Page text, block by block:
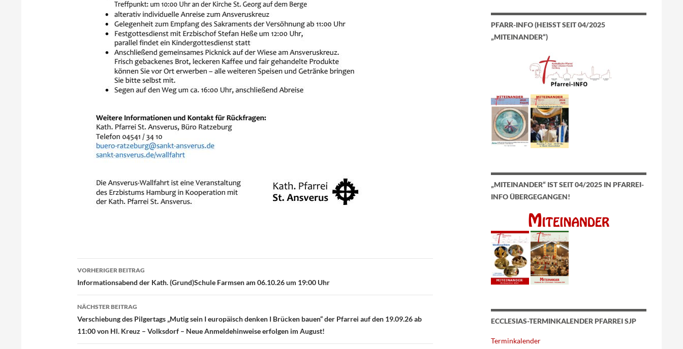
Beitragsnavigation
VORHERIGER BEITRAG
Informationsabend der Kath. (Grund)Schule Farmsen am 06.10.26 um 19:00 Uhr
NÄCHSTER BEITRAG
Verschiebung des Pilgertags „Mutig sein I europäisch denken I Brücken bauen“ der Pfarrei auf den 19.09.26 ab
11:00 von Hl. Kreuz – Volksdorf – Neue Anmeldehinweise erfolgen im August!
PFARR-INFO (HEISST SEIT 04/2025 „
MITEINANDER“)
„MITEINANDER“ IST SEIT 04/2025 IN PFARREI-
INFO ÜBERGEGANGEN!
ECCLESIAS-TERMINKALENDER PFARREI SJP
Terminkalender